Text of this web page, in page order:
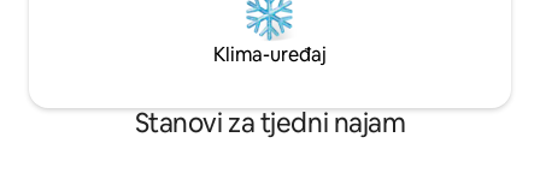
Klima-uređaj
Stanovi za tjedni najam